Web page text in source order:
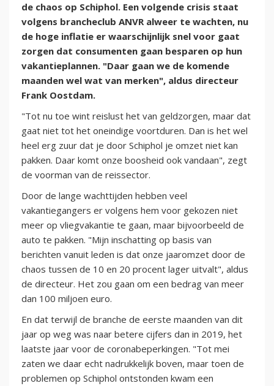
de chaos op Schiphol. Een volgende crisis staat
volgens brancheclub ANVR alweer te wachten, nu
de hoge inflatie er waarschijnlijk snel voor gaat
zorgen dat consumenten gaan besparen op hun
vakantieplannen. "Daar gaan we de komende
maanden wel wat van merken", aldus directeur
Frank Oostdam.
"Tot nu toe wint reislust het van geldzorgen, maar dat
gaat niet tot het oneindige voortduren. Dan is het wel
heel erg zuur dat je door Schiphol je omzet niet kan
pakken. Daar komt onze boosheid ook vandaan", zegt
de voorman van de reissector.
Door de lange wachttijden hebben veel
vakantiegangers er volgens hem voor gekozen niet
meer op vliegvakantie te gaan, maar bijvoorbeeld de
auto te pakken. "Mijn inschatting op basis van
berichten vanuit leden is dat onze jaaromzet door de
chaos tussen de 10 en 20 procent lager uitvalt", aldus
de directeur. Het zou gaan om een bedrag van meer
dan 100 miljoen euro.
En dat terwijl de branche de eerste maanden van dit
jaar op weg was naar betere cijfers dan in 2019, het
laatste jaar voor de coronabeperkingen. "Tot mei
zaten we daar echt nadrukkelijk boven, maar toen de
problemen op Schiphol ontstonden kwam een